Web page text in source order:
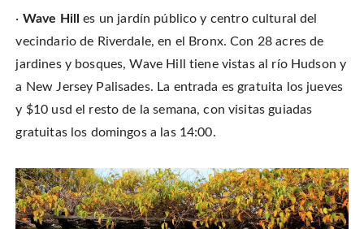
· Wave Hill es un jardín público y centro cultural del
vecindario de Riverdale, en el Bronx. Con 28 acres de
jardines y bosques, Wave Hill tiene vistas al río Hudson y
a New Jersey Palisades. La entrada es gratuita los jueves
y $10 usd el resto de la semana, con visitas guiadas
gratuitas los domingos a las 14:00.